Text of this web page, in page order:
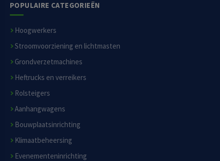
POPULAIRE CATEGORIEËN
Hoogwerkers
Stroomvoorziening en lichtmasten
Grondverzetmachines
Heftrucks en verreikers
Rolsteigers
Aanhangwagens
Bouwplaatsinrichting
Klimaatbeheersing
Evenementeninrichting